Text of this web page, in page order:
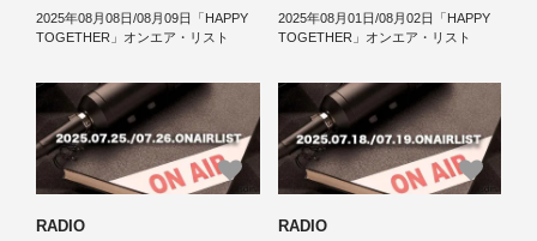
2025年08月08日/08月09日「HAPPY
TOGETHER」オンエア・リスト
2025年08月01日/08月02日「HAPPY
TOGETHER」オンエア・リスト
RADIO RADIO